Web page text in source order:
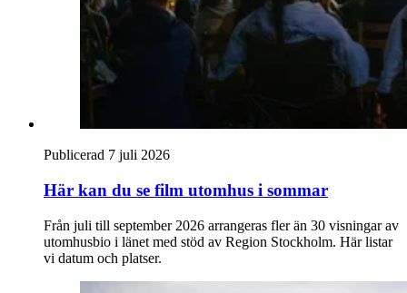
Publicerad 7 juli 2026
Här kan du se film utomhus i sommar
Från juli till september 2026 arrangeras fler än 30 visningar av
utomhusbio i länet med stöd av Region Stockholm. Här listar
vi datum och platser.